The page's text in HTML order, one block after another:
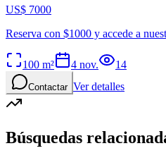
US$ 7000
Reserva con $1000 y accede a
100 m² 4 nov. 14
Contactar Ver detalles
Búsquedas